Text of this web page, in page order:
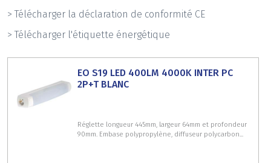
> Télécharger la déclaration de conformité CE
> Télécharger l'étiquette énergétique
EO S19 LED 400LM 4000K INTER PC
2P+T BLANC
Réglette longueur 445mm, largeur 64mm et profondeur
90mm. Embase polypropylène, diffuseur polycarbon...